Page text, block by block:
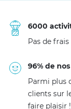
6000
Pas de
96% de
Parmi plus
clients sur
faire plaisir !